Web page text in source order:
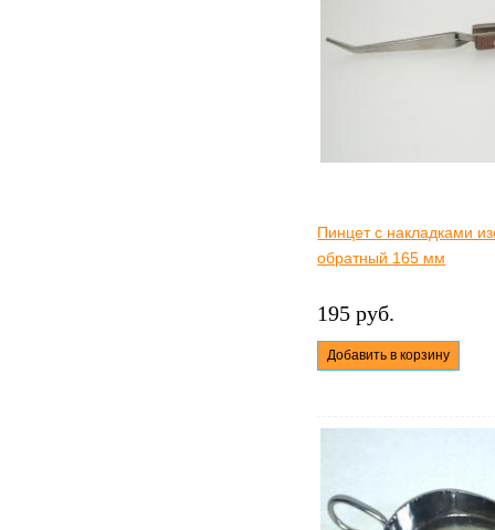
Пинцет с накладками
обратный 165 мм
195 руб.
Добавить в корзину